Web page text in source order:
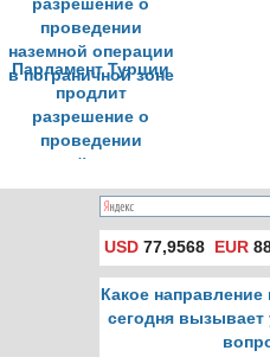
Парламент Турции
продлит
разрешение о
проведении
наземной операции
в пограничной зоне
USD 77,9568 EUR
Какое
сегодня